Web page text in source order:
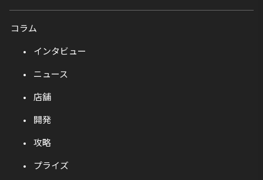
コラム
インタビュー
ニュース
店舗
開発
攻略
プライズ